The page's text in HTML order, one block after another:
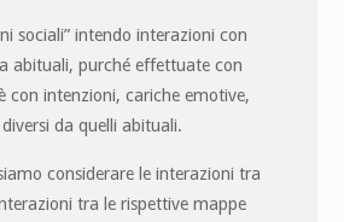
sociali” intendo interazioni con
abituali, purché effettuate con
con intenzioni, cariche emotive,
da quelli abituali.
considerare le interazioni tra
tra le rispettive mappe